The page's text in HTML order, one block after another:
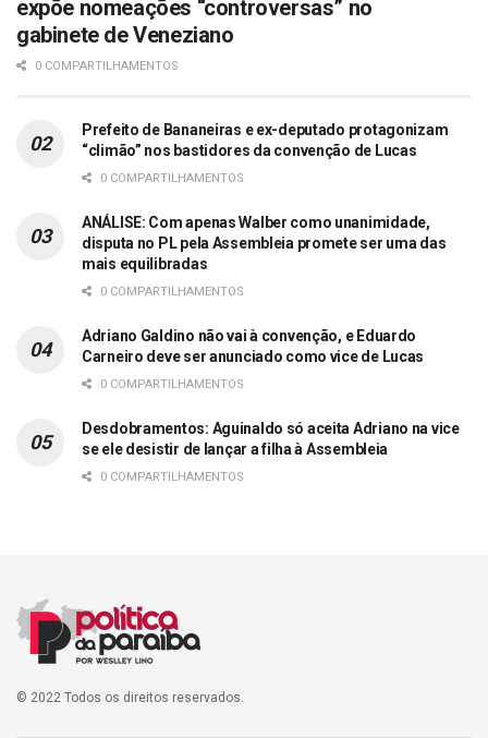
expõe nomeações “controversas” no
gabinete de Veneziano
0 COMPARTILHAMENTOS
Prefeito de Bananeiras e ex-deputado protagonizam
“climão” nos bastidores da convenção de Lucas
0 COMPARTILHAMENTOS
ANÁLISE: Com apenas Walber como unanimidade,
disputa no PL pela Assembleia promete ser uma das
mais equilibradas
0 COMPARTILHAMENTOS
Adriano Galdino não vai à convenção, e Eduardo
Carneiro deve ser anunciado como vice de Lucas
0 COMPARTILHAMENTOS
Desdobramentos: Aguinaldo só aceita Adriano na vice
se ele desistir de lançar a filha à Assembleia
0 COMPARTILHAMENTOS
© 2022 Todos os direitos reservados.